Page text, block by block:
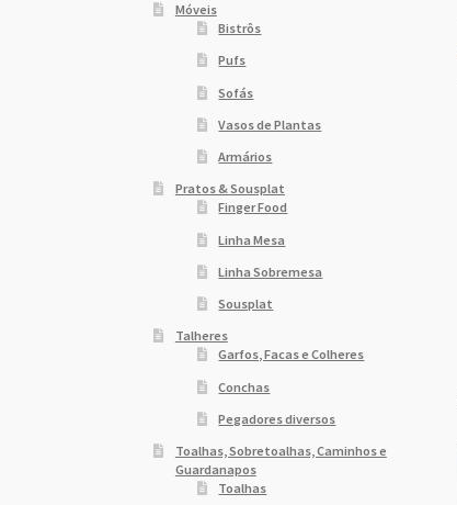
Móveis
Bistrôs
Pufs
Sofás
Vasos de Plantas
Armários
Pratos & Sousplat
Finger Food
Linha Mesa
Linha Sobremesa
Sousplat
Talheres
Garfos, Facas e Colheres
Conchas
Pegadores diversos
Toalhas, Sobretoalhas, Caminhos e
Guardanapos
Toalhas